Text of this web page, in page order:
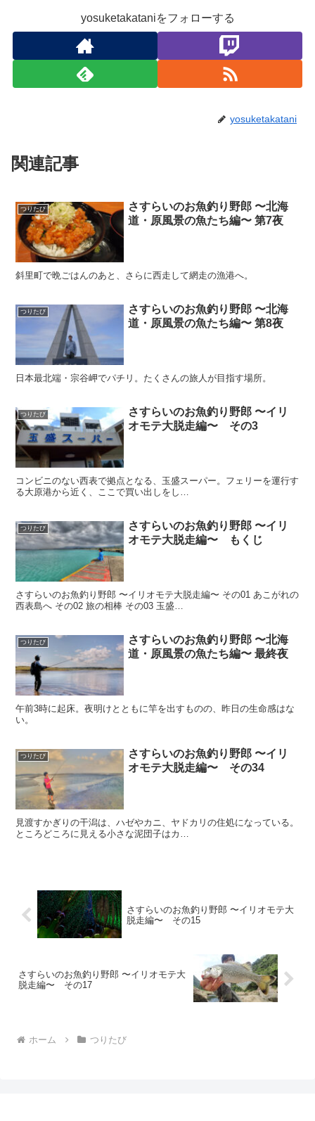
yosuketakataniをフォローする
yosuketakatani
関連記事
つりたび
さすらいのお魚釣り野郎 〜北海
道・原風景の魚たち編〜 第7夜
斜里町で晩ごはんのあと、さらに西走して網走の漁港へ。
つりたび
さすらいのお魚釣り野郎 〜北海
道・原風景の魚たち編〜 第8夜
日本最北端・宗谷岬でパチリ。たくさんの旅人が目指す場所。
つりたび
さすらいのお魚釣り野郎 〜イリ
オモテ大脱走編〜 その3
コンビニのない西表で拠点となる、玉盛スーパー。フェリーを運行す
る大原港から近く、ここで買い出しをし…
つりたび
さすらいのお魚釣り野郎 〜イリ
オモテ大脱走編〜 もくじ
さすらいのお魚釣り野郎 〜イリオモテ大脱走編〜 その01 あこがれの
西表島へ その02 旅の相棒 その03 玉盛…
つりたび
さすらいのお魚釣り野郎 〜北海
道・原風景の魚たち編〜 最終夜
午前3時に起床。夜明けとともに竿を出すものの、昨日の生命感はな
い。
つりたび
さすらいのお魚釣り野郎 〜イリ
オモテ大脱走編〜 その34
見渡すかぎりの干潟は、ハゼやカニ、ヤドカリの住処になっている。
ところどころに見える小さな泥団子はカ…
さすらいのお魚釣り野郎 〜イリオモテ大
脱走編〜 その15
さすらいのお魚釣り野郎 〜イリオモテ大
脱走編〜 その17
ホーム つりたび